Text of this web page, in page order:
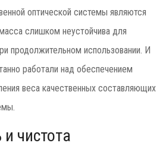
оптической системы являются
слишком неустойчива для
продолжительном использовании. И
работали над обеспечением
веса качественных составляющих
чистота